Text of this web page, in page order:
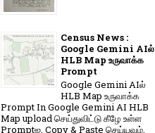
Census News :
Google Gemini AIல்
HLB Map உருவாக்க
Prompt
Google Gemini AIல்
HLB Map உருவாக்க
Prompt In Google Gemini AI HLB
Map upload செய்துவிட்டு கீழே உள்ள
Promptஐ, Copy & Paste செய்யவும்.